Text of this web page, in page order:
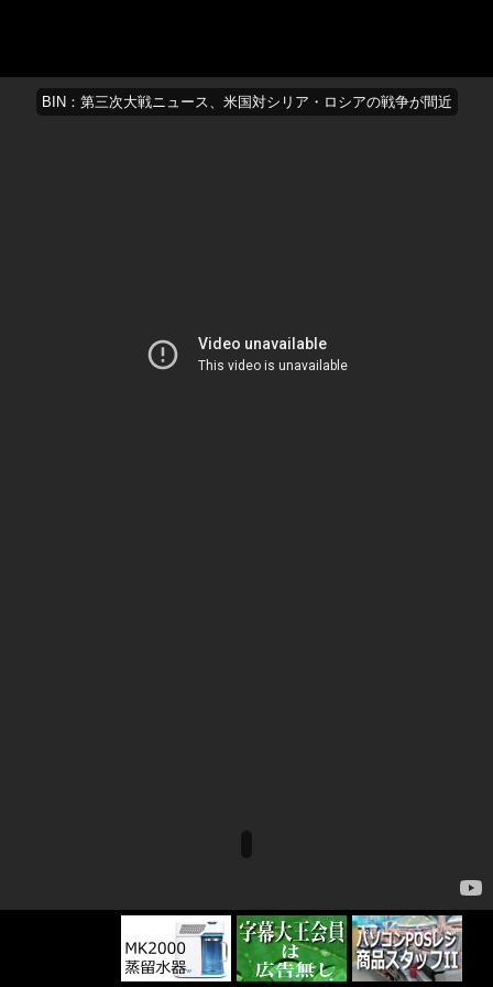
BIN：第三次大戦ニュース、米国対シリア・ロシアの戦争が間近